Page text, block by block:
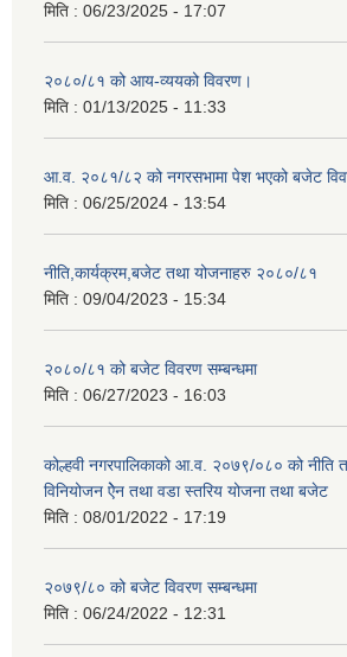
मिति : 06/23/2025 - 17:07
२०८०/८१ को आय-व्ययको विवरण।
मिति : 01/13/2025 - 11:33
आ.व. २०८१/८२ को नगरसभामा पेश भएको बजेट
मिति : 06/25/2024 - 13:54
नीति,कार्यक्रम,बजेट तथा योजनाहरु २०८०/८१
मिति : 09/04/2023 - 15:34
२०८०/८१ को बजेट विवरण सम्बन्धमा
मिति : 06/27/2023 - 16:03
कोल्हवी नगरपालिकाको आ.व. २०७९/०८० को नीति
विनियोजन ऐेन तथा वडा स्तरिय योजना तथा बजेट
मिति : 08/01/2022 - 17:19
२०७९/८० को बजेट विवरण सम्बन्धमा
मिति : 06/24/2022 - 12:31